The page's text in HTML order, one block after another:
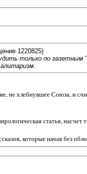
1220825)
только по газетным
не хлебнувшее Союза, и
статья,
которые начав без